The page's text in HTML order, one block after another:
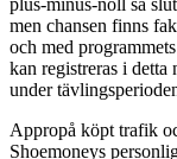
plus-minus-noll så
men chansen finns
och med
kan registreras i detta
under
Appropå köpt trafik
Shoemoneys